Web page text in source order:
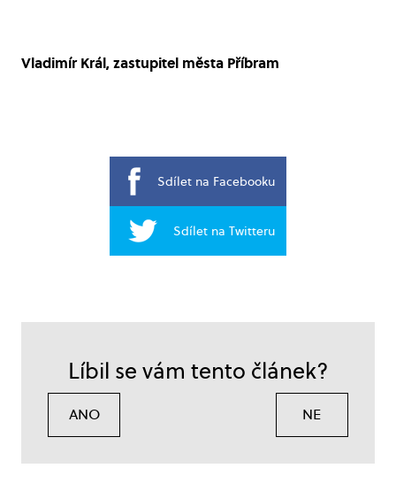
Vladimír Král, zastupitel města Příbram
Sdílet na Facebooku
Sdílet na Twitteru
Líbil se vám tento článek?
ANO NE